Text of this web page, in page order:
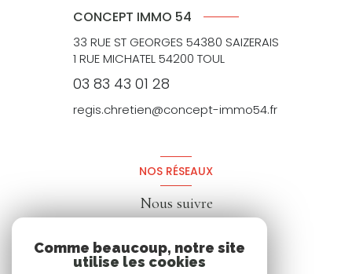
CONCEPT IMMO 54
33 RUE ST GEORGES 54380 SAIZERAIS
1 RUE MICHATEL 54200 TOUL
03 83 43 01 28
regis.chretien@concept-immo54.fr
NOS RÉSEAUX
Nous suivre
Comme beaucoup, notre site
utilise les cookies